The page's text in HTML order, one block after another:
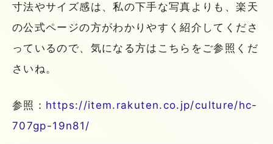
寸法やサイズ感は、私の下手な写真よりも、楽天
の公式ページの方がわかりやすく紹介してくださ
っているので、気になる方はこちらをご参照くだ
さいね。
参照： https://item.rakuten.co.jp/culture/hc-
707gp-19n81/